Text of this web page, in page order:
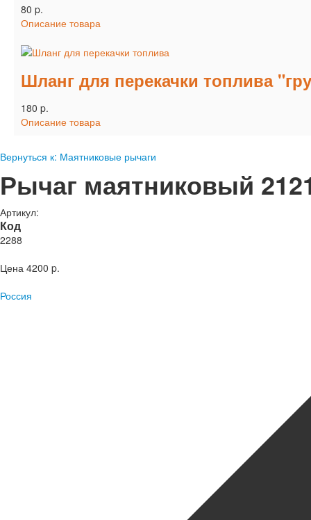
80 p.
Описание товара
Шланг для перекачки топлива
180 p.
Описание товара
Вернуться к: Маятниковые рычаги
Рычаг маятниковый
Артикул:
Код
2288
Цена 4200 p.
Россия